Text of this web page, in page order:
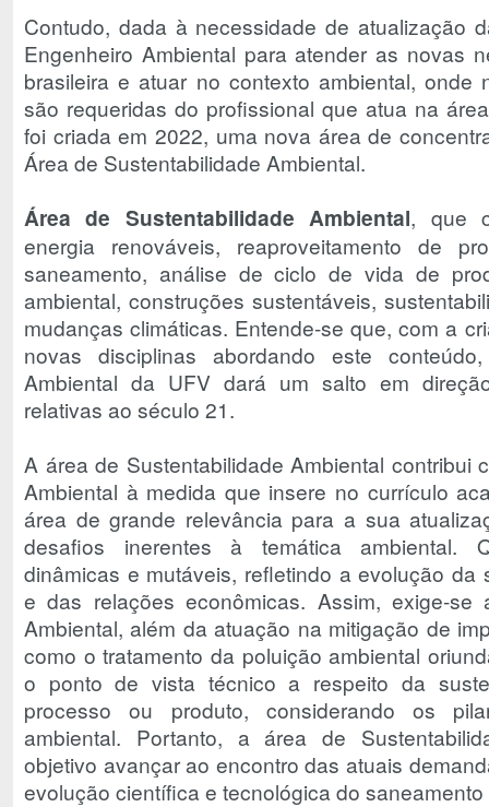
Contudo, dada à necessidade de atualização
Engenheiro Ambiental para atender as novas
brasileira e atuar no contexto ambiental, onde
são requeridas do profissional que atua na
foi criada em 2022, uma nova área de
Área de Sustentabilidade Ambiental.
Área de Sustentabilidade Ambiental, que
energia renováveis, reaproveitamento de
saneamento, análise de ciclo de vida de
ambiental, construções sustentáveis,
mudanças climáticas. Entende-se que, com a
novas disciplinas abordando este
Ambiental da UFV dará um salto em
relativas ao século 21.
A área de Sustentabilidade Ambiental contribui
Ambiental à medida que insere no currículo
área de grande relevância para a sua
desafios inerentes à temática ambiental.
dinâmicas e mutáveis, refletindo a evolução da
e das relações econômicas. Assim, exige-se
Ambiental, além da atuação na mitigação de
como o tratamento da poluição ambiental
o ponto de vista técnico a respeito da
processo ou produto, considerando os
ambiental. Portanto, a área de
objetivo avançar ao encontro das atuais
evolução científica e tecnológica do